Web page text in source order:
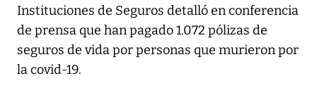
Instituciones de Seguros detalló en conferencia
de prensa que han pagado 1.072 pólizas de
seguros de vida por personas que murieron por
la covid-19.